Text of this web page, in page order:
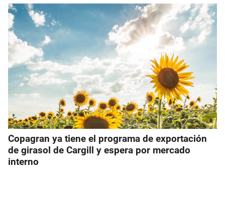
Copagran ya tiene el programa de exportación
de girasol de Cargill y espera por mercado
interno